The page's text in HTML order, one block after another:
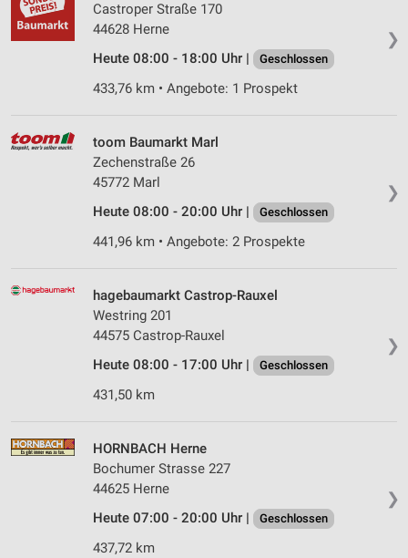
❯
Castroper Straße 170
44628 Herne
Heute 08:00 - 18:00 Uhr |
Geschlossen
433,76 km • Angebote: 1 Prospekt
❯
toom Baumarkt Marl
Zechenstraße 26
45772 Marl
Heute 08:00 - 20:00 Uhr |
Geschlossen
441,96 km • Angebote: 2 Prospekte
❯
hagebaumarkt Castrop-Rauxel
Westring 201
44575 Castrop-Rauxel
Heute 08:00 - 17:00 Uhr |
Geschlossen
431,50 km
❯
HORNBACH Herne
Bochumer Strasse 227
44625 Herne
Heute 07:00 - 20:00 Uhr |
Geschlossen
437,72 km